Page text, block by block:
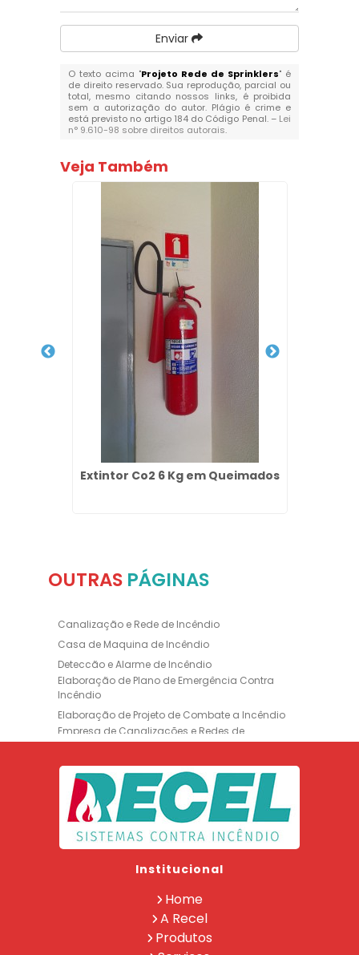
Enviar
O texto acima "Projeto Rede de Sprinklers" é
de direito reservado. Sua reprodução, parcial ou
total, mesmo citando nossos links, é proibida
sem a autorização do autor. Plágio é crime e
está previsto no artigo 184 do Código Penal. – Lei
n° 9.610-98 sobre direitos autorais.
Veja Também
Extintor Co2 6 Kg em Queimados
OUTRAS PÁGINAS
Canalização e Rede de Incêndio
Casa de Maquina de Incêndio
Deteccão e Alarme de Incêndio
Elaboração de Plano de Emergência Contra
Incêndio
Elaboração de Projeto de Combate a Incêndio
Empresa de Canalizações e Redes de
Incêndio
Empresa de Extintores
Empresa de Formação de Brigada
Empresa de Instalação de Luminária de
Emergência
Empresa de Instalação de para Raio
Empresa de Manutenção de Extintores
Empresa de Projeto de Segurança Contra
Empresa de Recarga de Extintores
Empresa de Treinamento de Brigada
Institucional
Home
A Recel
Produtos